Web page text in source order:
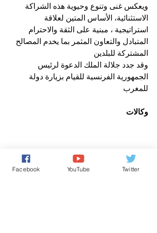
ويعكس غنى وتنوع وحيوية هذه الشراكة
الاستثنائية، الأساس المتين لعلاقة
استراتيجية ، مبنية على الثقة والاحترام
المتبادل والتعاون المثمر بما يخدم المصالح
المشتركة للبلدين
وقد جدد جلالة الملك الدعوة لرئيس
الجمهورية الفرنسية للقيام بزيارة دولة
للمغرب
وكالات
الأخبار باللغة العربية
Facebook YouTube Twitter